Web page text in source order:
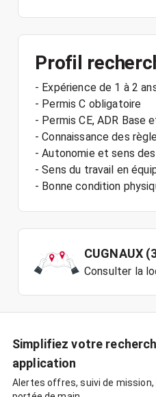
Profil
- Expérience de 1 à 2
- Permis C obligatoire
- Permis CE, ADR Base
- Connaissance des
- Autonomie et sens
- Sens du travail en
- Bonne condition
CUGNAUX
Consulter la
Simplifiez votre
application
Alertes offres, suivi de